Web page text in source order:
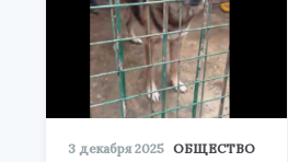
3 декабря 2025 ОБЩЕСТВО